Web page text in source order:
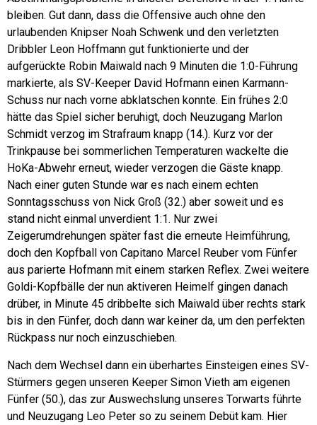
bleiben. Gut dann, dass die Offensive auch ohne den
urlaubenden Knipser Noah Schwenk und den verletzten
Dribbler Leon Hoffmann gut funktionierte und der
aufgerückte Robin Maiwald nach 9 Minuten die 1:0-Führung
markierte, als SV-Keeper David Hofmann einen Karmann-
Schuss nur nach vorne abklatschen konnte. Ein frühes 2:0
hätte das Spiel sicher beruhigt, doch Neuzugang Marlon
Schmidt verzog im Strafraum knapp (14.). Kurz vor der
Trinkpause bei sommerlichen Temperaturen wackelte die
HoKa-Abwehr erneut, wieder verzogen die Gäste knapp.
Nach einer guten Stunde war es nach einem echten
Sonntagsschuss von Nick Groß (32.) aber soweit und es
stand nicht einmal unverdient 1:1. Nur zwei
Zeigerumdrehungen später fast die erneute Heimführung,
doch den Kopfball von Capitano Marcel Reuber vom Fünfer
aus parierte Hofmann mit einem starken Reflex. Zwei weitere
Goldi-Kopfbälle der nun aktiveren Heimelf gingen danach
drüber, in Minute 45 dribbelte sich Maiwald über rechts stark
bis in den Fünfer, doch dann war keiner da, um den perfekten
Rückpass nur noch einzuschieben.
Nach dem Wechsel dann ein überhartes Einsteigen eines SV-
Stürmers gegen unseren Keeper Simon Vieth am eigenen
Fünfer (50.), das zur Auswechslung unseres Torwarts führte
und Neuzugang Leo Peter so zu seinem Debüt kam. Hier